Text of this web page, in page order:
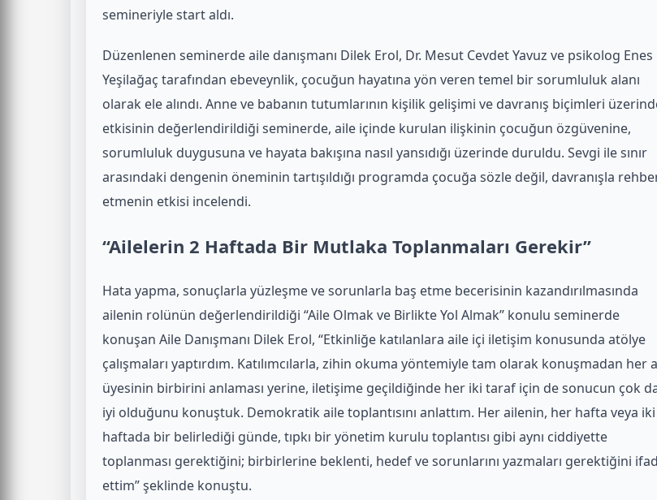
semineriyle start aldı.
Düzenlenen seminerde aile danışmanı Dilek Erol, Dr. Mesut Cevdet Yavuz ve psikolog Enes
Yeşilağaç tarafından ebeveynlik, çocuğun hayatına yön veren temel bir sorumluluk alanı
olarak ele alındı. Anne ve babanın tutumlarının kişilik gelişimi ve davranış biçimleri
etkisinin değerlendirildiği seminerde, aile içinde kurulan ilişkinin çocuğun özgüvenine,
sorumluluk duygusuna ve hayata bakışına nasıl yansıdığı üzerinde duruldu. Sevgi ile sınır
arasındaki dengenin öneminin tartışıldığı programda çocuğa sözle değil, davranışla
etmenin etkisi incelendi.
“Ailelerin 2 Haftada Bir Mutlaka Toplanmaları Gerekir”
Hata yapma, sonuçlarla yüzleşme ve sorunlarla baş etme becerisinin kazandırılmasında
ailenin rolünün değerlendirildiği “Aile Olmak ve Birlikte Yol Almak” konulu seminerde
konuşan Aile Danışmanı Dilek Erol, “Etkinliğe katılanlara aile içi iletişim konusunda atölye
çalışmaları yaptırdım. Katılımcılarla, zihin okuma yöntemiyle tam olarak konuşmadan her
üyesinin birbirini anlaması yerine, iletişime geçildiğinde her iki taraf için de sonucun çok
iyi olduğunu konuştuk. Demokratik aile toplantısını anlattım. Her ailenin, her hafta veya iki
haftada bir belirlediği günde, tıpkı bir yönetim kurulu toplantısı gibi aynı ciddiyette
toplanması gerektiğini; birbirlerine beklenti, hedef ve sorunlarını yazmaları gerektiğini
ettim” şeklinde konuştu.